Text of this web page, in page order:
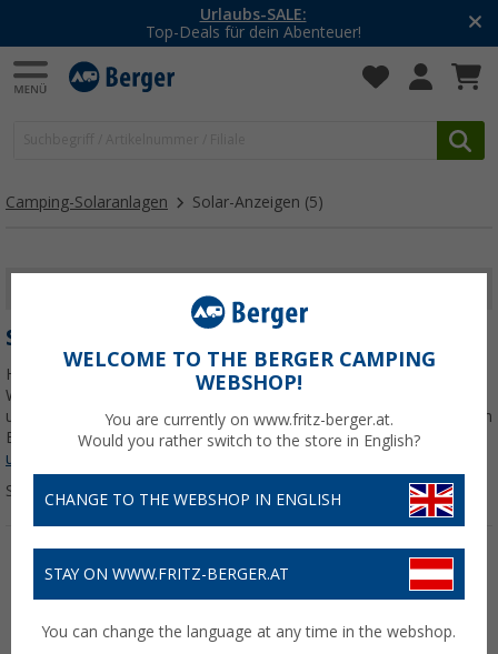
Urlaubs-SALE:
Top-Deals für dein Abenteuer!
Camping-Solaranlagen Solar-Anzeigen (5)
SOLAR-ANZEIGEN
Hole das Beste aus deiner Solaranlage für Wohnmobil und
Wohnwagen heraus. Mit unseren fortschrittlichen Solaranzeigen
und Solaranzeigegeräten behältst du die Energieproduktion stets im
Blick. Überwache die Solarleistung und optimiere Jetzt mehr über
unsere Kategorie
Sortieren:
%
WELCOME TO THE BERGER CAMPING
WEBSHOP!
You are currently on www.fritz-berger.at.
Would you rather switch to the store in English?
CHANGE TO THE WEBSHOP IN ENGLISH
STAY ON WWW.FRITZ-BERGER.AT
You can change the language at any time in the webshop.